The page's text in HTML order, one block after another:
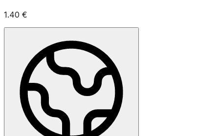
1.40 €